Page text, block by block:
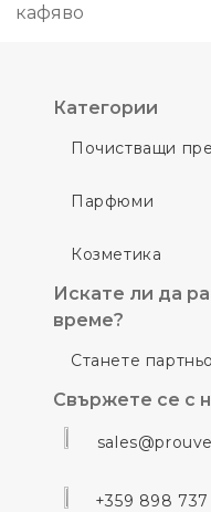
кафяво
Категории
Почистващи
Парфюми
Козметика
Искате ли да
време?
Станете
Свържете се с
+359 898 737